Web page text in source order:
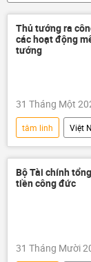
Thủ tướng ra
các hoạt động
tướng
31 Tháng Một
tâm linh Việt
Bộ Văn hóa Thể
Phạm Minh Chính
Bộ Tài chính
tiền công đức
31 Tháng Mười